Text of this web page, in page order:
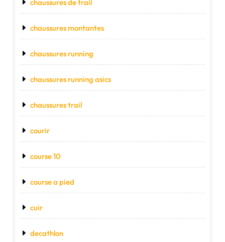
chaussures de trail
chaussures montantes
chaussures running
chaussures running asics
chaussures trail
courir
course 10
course a pied
cuir
decathlon